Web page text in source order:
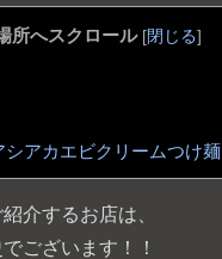
所へスクロール [閉じる]
シアカエビクリームつけ麺
介するお店は、
ございます！！